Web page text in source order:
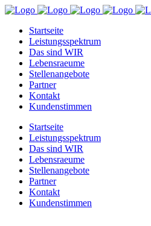
Startseite
Leistungsspektrum
Das sind WIR
Lebensraeume
Stellenangebote
Partner
Kontakt
Kundenstimmen
Startseite
Leistungsspektrum
Das sind WIR
Lebensraeume
Stellenangebote
Partner
Kontakt
Kundenstimmen